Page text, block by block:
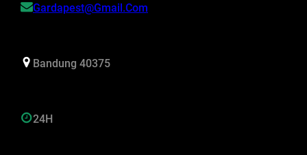
Gardapest@gmail.com
Bandung 40375
24H